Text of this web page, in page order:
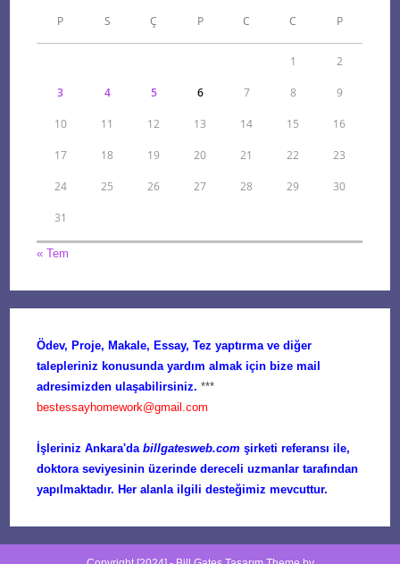
P S Ç P C C P
1 2
3 4 5 6 7 8 9
10 11 12 13 14 15 16
17 18 19 20 21 22 23
24 25 26 27 28 29 30
31
« Tem
Ödev, Proje, Makale, Essay, Tez yaptırma ve diğer
talepleriniz konusunda yardım almak için bize mail
adresimizden ulaşabilirsiniz. ***
bestessayhomework@gmail.com
İşleriniz Ankara'dabillgatesweb.com şirketi referansı ile,
doktora seviyesinin üzerinde dereceli uzmanlar tarafından
yapılmaktadır. Her alanla ilgili desteğimiz mevcuttur.